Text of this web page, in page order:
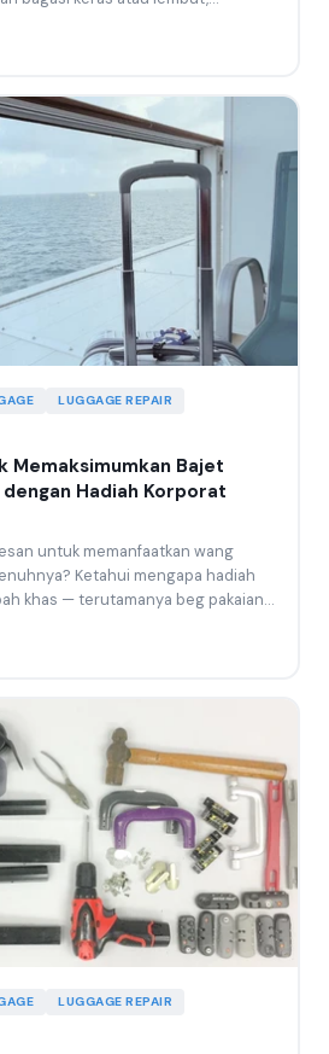
LUGGAGE REPAIR
Memaksimumkan Bajet
Hadiah Korporat
untuk memanfaatkan wang
Ketahui mengapa hadiah
khas — terutamanya beg pakaian
LUGGAGE REPAIR